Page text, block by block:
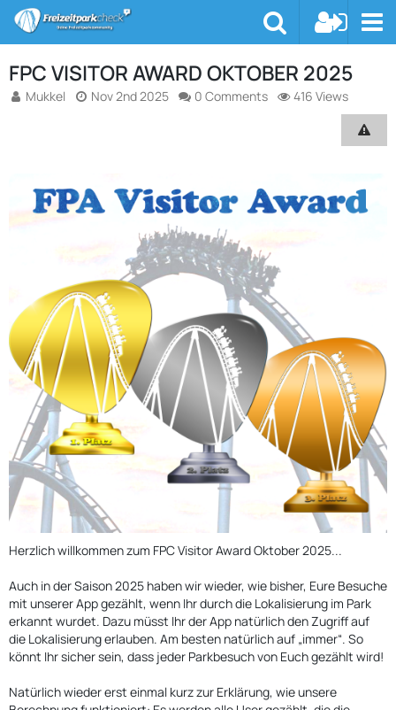
FPC VISITOR AWARD OKTOBER 2025
Mukkel Nov 2nd 2025 0 Comments 416 Views
Herzlich willkommen zum FPC Visitor Award Oktober 2025...
Auch in der Saison 2025 haben wir wieder, wie bisher, Eure Besuche
mit unserer App gezählt, wenn Ihr durch die Lokalisierung im Park
erkannt wurdet. Dazu müsst Ihr der App natürlich den Zugriff auf
die Lokalisierung erlauben. Am besten natürlich auf „immer“. So
könnt Ihr sicher sein, dass jeder Parkbesuch von Euch gezählt wird!
Natürlich wieder erst einmal kurz zur Erklärung, wie unsere